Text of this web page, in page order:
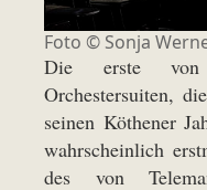
Foto © Sonja
Die erste von
Orchestersuiten,
seinen Köthener
wahrscheinlich
des von